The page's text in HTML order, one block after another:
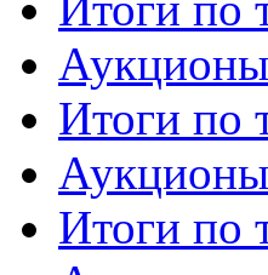
Итоги по
Итоги по